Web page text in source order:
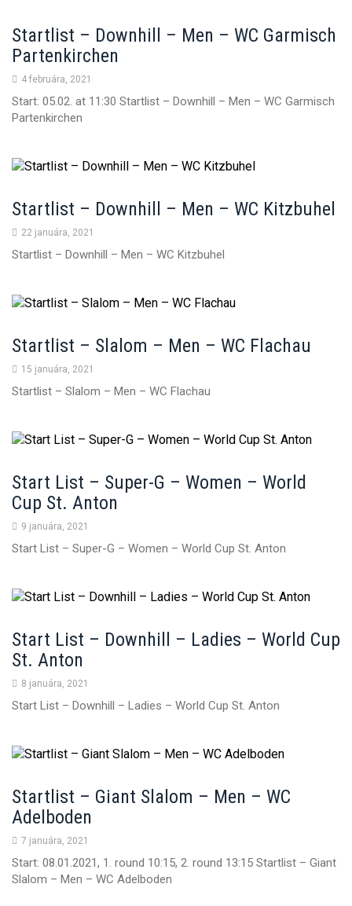
g
a
o
n
Startlist – Downhill – Men – WC Garmisch
Partenkirchen
4 februára, 2021
Start: 05.02. at 11:30 Startlist – Downhill – Men – WC Garmisch
Partenkirchen
Startlist – Downhill – Men – WC Kitzbuhel
22 januára, 2021
Startlist – Downhill – Men – WC Kitzbuhel
Startlist – Slalom – Men – WC Flachau
15 januára, 2021
Startlist – Slalom – Men – WC Flachau
Start List – Super-G – Women – World
Cup St. Anton
9 januára, 2021
Start List – Super-G – Women – World Cup St. Anton
Start List – Downhill – Ladies – World Cup
St. Anton
8 januára, 2021
Start List – Downhill – Ladies – World Cup St. Anton
Startlist – Giant Slalom – Men – WC
Adelboden
7 januára, 2021
Start: 08.01.2021, 1. round 10:15, 2. round 13:15 Startlist – Giant
Slalom – Men – WC Adelboden